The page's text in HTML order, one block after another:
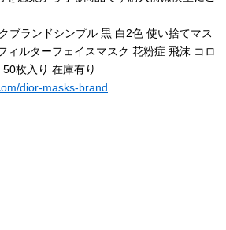
ブランドシンプル 黒 白2色 使い捨てマス
ィルターフェイスマスク 花粉症 飛沫 コロ
枚入り 在庫有り
dior-masks-brand